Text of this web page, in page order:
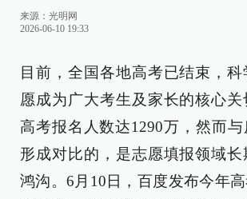
来源： 光明网
2026-06-10 19:33
目前，全国各地高考已结束，
愿成为广大考生及家长的核心关
高考报名人数达1290万，然而
形成对比的，是志愿填报领域长
鸿沟。6月10日，百度发布今年